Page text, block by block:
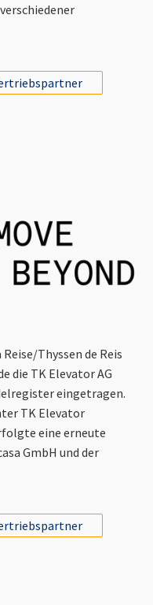
Thyssen de Reis
die TK Elevator AG
eingetragen.
TK Elevator
eine erneute
GmbH und der